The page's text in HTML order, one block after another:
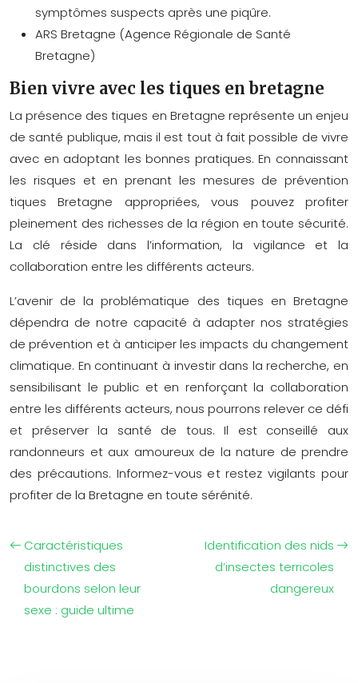
symptômes suspects après une piqûre.
ARS Bretagne (Agence Régionale de Santé
Bretagne)
Bien vivre avec les tiques en bretagne
La présence des tiques en Bretagne représente un enjeu
de santé publique, mais il est tout à fait possible de vivre
avec en adoptant les bonnes pratiques. En connaissant
les risques et en prenant les mesures de prévention
tiques Bretagne appropriées, vous pouvez profiter
pleinement des richesses de la région en toute sécurité.
La clé réside dans l’information, la vigilance et la
collaboration entre les différents acteurs.
L’avenir de la problématique des tiques en Bretagne
dépendra de notre capacité à adapter nos stratégies
de prévention et à anticiper les impacts du changement
climatique. En continuant à investir dans la recherche, en
sensibilisant le public et en renforçant la collaboration
entre les différents acteurs, nous pourrons relever ce défi
et préserver la santé de tous. Il est conseillé aux
randonneurs et aux amoureux de la nature de prendre
des précautions. Informez-vous et restez vigilants pour
profiter de la Bretagne en toute sérénité.
Caractéristiques
distinctives des
bourdons selon leur
sexe : guide ultime
Identification des nids
d’insectes terricoles
dangereux